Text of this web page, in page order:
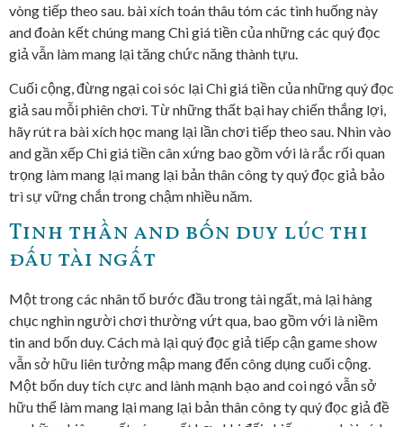
vòng tiếp theo sau. bài xích toán thâu tóm các tình huống này
and đoàn kết chúng mang Chi giá tiền của những các quý đọc
giả vẫn làm mang lại tăng chức năng thành tựu.
Cuối cộng, đừng ngại coi sóc lại Chi giá tiền của những quý đọc
giả sau mỗi phiên chơi. Từ những thất bại hay chiến thắng lợi,
hãy rút ra bài xích học mang lại lần chơi tiếp theo sau. Nhìn vào
and gần xếp Chi giá tiền cân xứng bao gồm với là rắc rối quan
trọng làm mang lại mang lại bản thân công ty quý đọc giả bảo
trì sự vững chắn trong chậm nhiều năm.
Tinh thần and bốn duy lúc thi
đấu tài ngất
Một trong các nhân tố bước đầu trong tài ngất, mà lại hàng
chục nghìn người chơi thường vứt qua, bao gồm với là niềm
tin and bốn duy. Cách mà lại quý đọc giả tiếp cận game show
vẫn sở hữu liên tưởng mập mang đến công dụng cuối cộng.
Một bốn duy tích cực and lành mạnh bạo and coi ngó vẫn sở
hữu thể làm mang lại mang lại bản thân công ty quý đọc giả đề